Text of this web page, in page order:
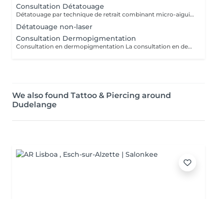
Consultation Détatouage
Détatouage par technique de retrait combinant micro-aiguilletage et solution spécifique, adaptée aux pigments difficiles à traiter au laser . La consultation est requise.
Détatouage non-laser
Consultation Dermopigmentation
Consultation en dermopigmentation La consultation en dermopigmentation est une étape essentielle avant toute prestation de traitement correctif ou reconstructeur. Elle permet de comprendre vos besoins, d'analyser la peau et de définir un protocole entièrement personnalisé en fonction de la zone à traiter, de votre carnation, de votre morphologie et du résultat souhaité. Ce rendez-vous comprend un échange approfondi sur vos attentes, une analyse précise de la zone concernée ainsi que des conseils professionnels sur la technique et l'approche les plus adaptées à votre situation. C'est également un moment privilégié pour répondre à toutes vos questions et s'assurer de l'absence de contre-indications. Le montant de la consultation est déduit du tarif de la prestation si celle-ci est réalisée dans les 2 mois suivant la consultation. Cette étape est indispensable afin de garantir un traitement sécurisé, cohérent et parfaitement adapté à votre peau et à votre objectif esthétique ou réparateur.
We also found Tattoo & Piercing around
Dudelange